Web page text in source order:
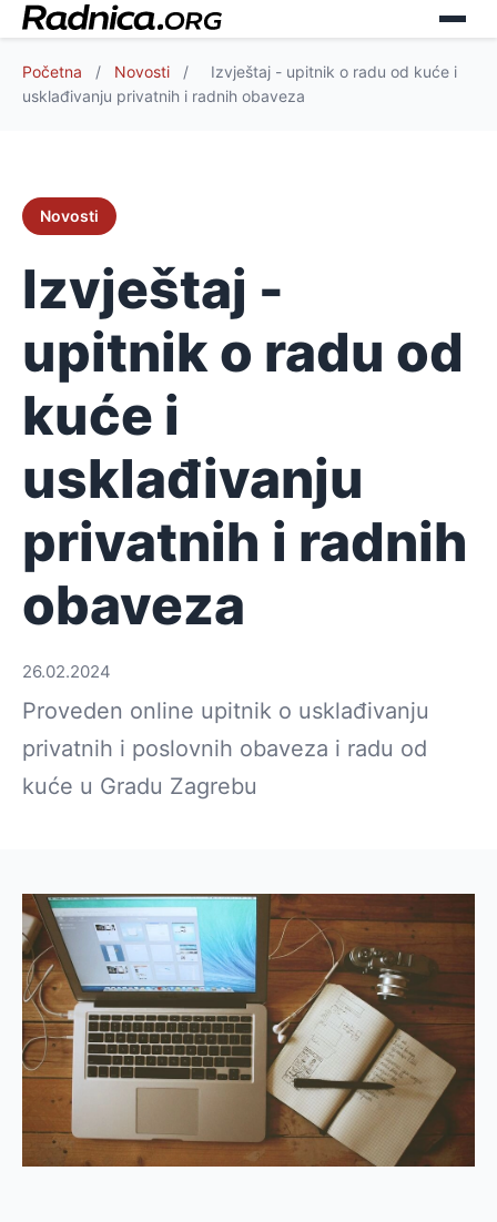
Početna / Novosti /
Izvještaj - upitnik o radu od kuće i
usklađivanju privatnih i radnih obaveza
Novosti
Izvještaj -
upitnik o radu od
kuće i
usklađivanju
privatnih i radnih
obaveza
26.02.2024
Proveden online upitnik o usklađivanju
privatnih i poslovnih obaveza i radu od
kuće u Gradu Zagrebu